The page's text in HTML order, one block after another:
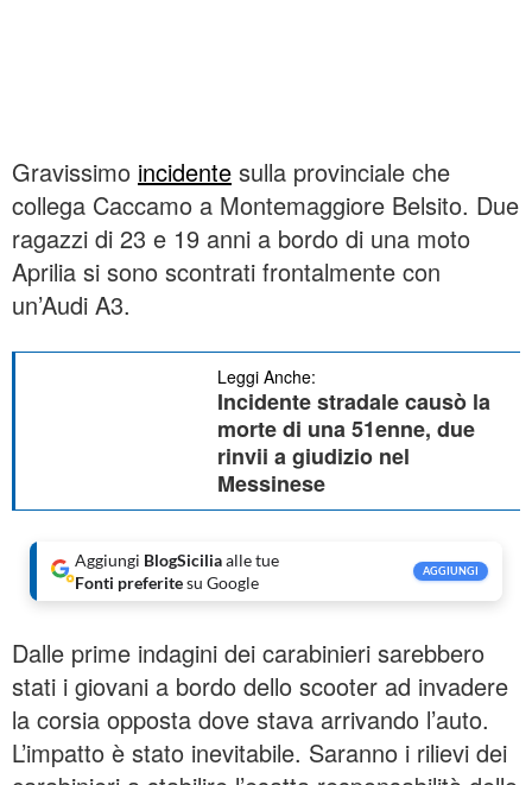
Gravissimo incidente sulla provinciale che
collega Caccamo a Montemaggiore Belsito. Due
ragazzi di 23 e 19 anni a bordo di una moto
Aprilia si sono scontrati frontalmente con
un’Audi A3.
Leggi Anche:
Incidente stradale causò la
morte di una 51enne, due
rinvii a giudizio nel
Messinese
Aggiungi BlogSiciliaalle tue
Fonti preferitesu Google
AGGIUNGI
Dalle prime indagini dei carabinieri sarebbero
stati i giovani a bordo dello scooter ad invadere
la corsia opposta dove stava arrivando l’auto.
L’impatto è stato inevitabile. Saranno i rilievi dei